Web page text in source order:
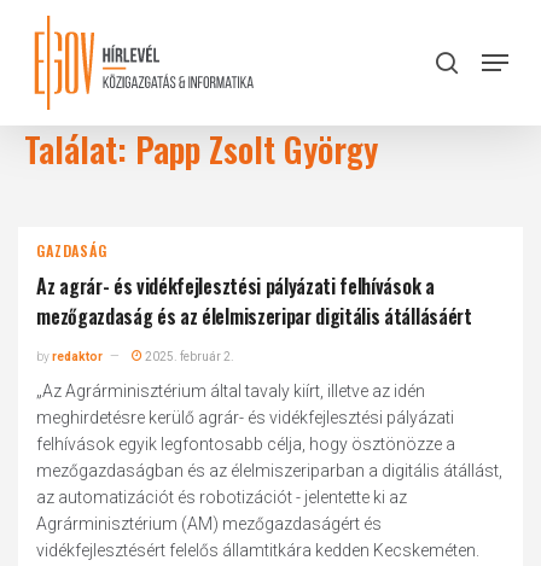
content
search
Menu
Találat: Papp Zsolt György
GAZDASÁG
Az agrár- és vidékfejlesztési pályázati felhívások a
mezőgazdaság és az élelmiszeripar digitális átállásáért
byredaktor 2025. február 2.
„Az Agrárminisztérium által tavaly kiírt, illetve az idén
meghirdetésre kerülő agrár- és vidékfejlesztési pályázati
felhívások egyik legfontosabb célja, hogy ösztönözze a
mezőgazdaságban és az élelmiszeriparban a digitális átállást,
az automatizációt és robotizációt - jelentette ki az
Agrárminisztérium (AM) mezőgazdaságért és
vidékfejlesztésért felelős államtitkára kedden Kecskeméten.
Close